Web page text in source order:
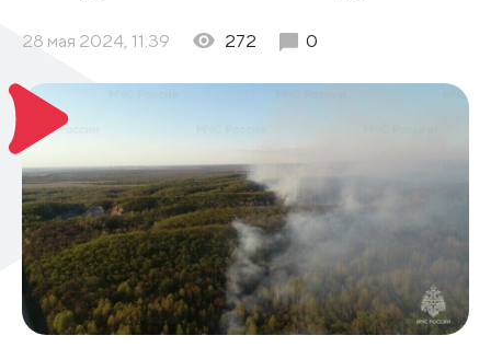
28 мая 2024, 11:39 272 0